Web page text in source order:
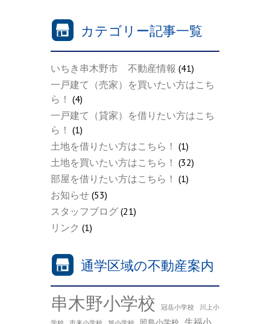
カテゴリー記事一覧
いちき串木野市 不動産情報 (41)
一戸建て（売家）を買いたい方はこち
ら！ (4)
一戸建て（貸家）を借りたい方はこち
ら！ (1)
土地を借りたい方はこちら！ (1)
土地を買いたい方はこちら！ (32)
部屋を借りたい方はこちら！ (1)
お知らせ (53)
スタッフブログ (21)
リンク (1)
通学区域の不動産案内
串木野小学校 冠岳小学校
川上小